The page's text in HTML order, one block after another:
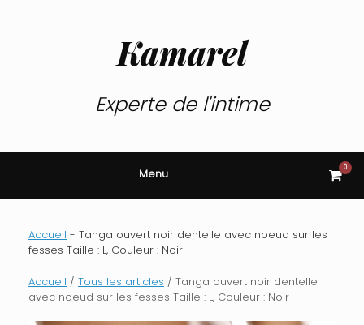
Kamarel
Experte de l'intime
Menu View
cart
0
Accueil - Tanga ouvert noir dentelle avec noeud sur les
fesses Taille : L, Couleur : Noir
Accueil / Tous les articles / Tanga ouvert noir dentelle
avec noeud sur les fesses Taille : L, Couleur : Noir